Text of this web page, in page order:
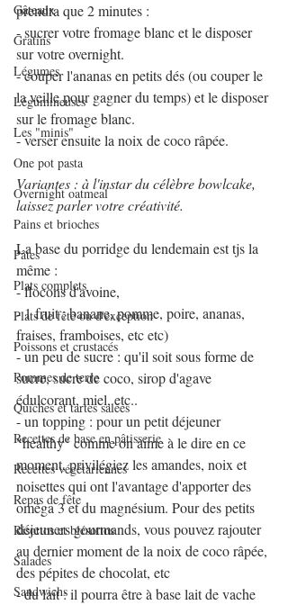
Gâteaux
Gratins
Légumes
Légumineuses
Les "minis"
One pot pasta
Overnight oatmeal
Pains et brioches
Pâtes
Plats complets
Plats de fête ou d'exception
Poissons et crustacés
Pommes de terre
Quiches et tartes salées
Recettes de base en pâtisserie
Recettes végétariennes
Repas de fête
Risottos et blésottos
Salades
Sandwichs
prendra que 2 minutes :
- sucrer votre fromage blanc et le disposer
sur votre overnight.
- couper l'ananas en petits dés (ou couper le
la veille pour gagner du temps) et le disposer
sur le fromage blanc.
- verser ensuite la noix de coco râpée.
Variantes : à l'instar du célèbre bowlcake,
laissez parler votre créativité.
La base du porridge du lendemain est tjs la
même :
- flocons d'avoine,
- 1 fruit : banane, pomme, poire, ananas,
fraises, framboises, etc etc)
- un peu de sucre : qu'il soit sous forme de
sucre, sucre de coco, sirop d'agave
édulcorant, miel, etc..
- un topping : pour un petit déjeuner
"healthy" comme on aime à le dire en ce
moment, privilégiez les amandes, noix et
noisettes qui ont l'avantage d'apporter des
oméga 3 et du magnésium. Pour des petits
déjeuners gourmands, vous pouvez rajouter
au dernier moment de la noix de coco râpée,
des pépites de chocolat, etc
- du lait : il pourra être à base lait de vache